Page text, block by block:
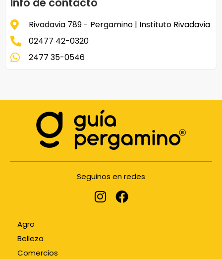
Info de contacto
Rivadavia 789 - Pergamino | Instituto Rivadavia
02477 42-0320
2477 35-0546
Seguinos en redes
Agro
Belleza
Comercios